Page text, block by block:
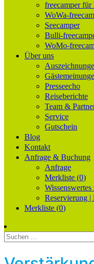
freecamper
WoWa-
Seecamper
Bulli-
WoMo-
Über uns
Presseecho
Reiseberichte
Team &
Service
Gutschein
Blog
Kontakt
Anfrage & Buchung
Anfrage
Merkliste (0)
Reservierung |
Merkliste (0)
Suchen